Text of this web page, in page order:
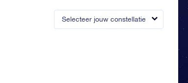
Selecteer jouw constellatie